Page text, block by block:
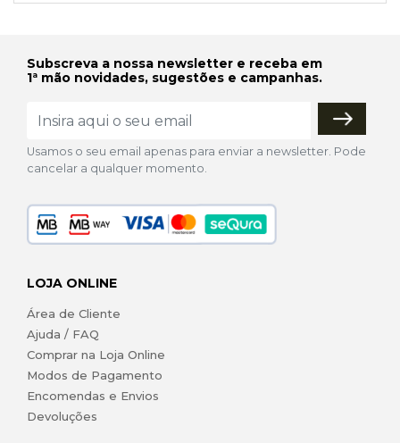
Subscreva a nossa newsletter e receba em
1ª mão novidades, sugestões e campanhas.
Usamos o seu email apenas para enviar a newsletter. Pode
cancelar a qualquer momento.
LOJA ONLINE
Área de Cliente
Ajuda / FAQ
Comprar na Loja Online
Modos de Pagamento
Encomendas e Envios
Devoluções